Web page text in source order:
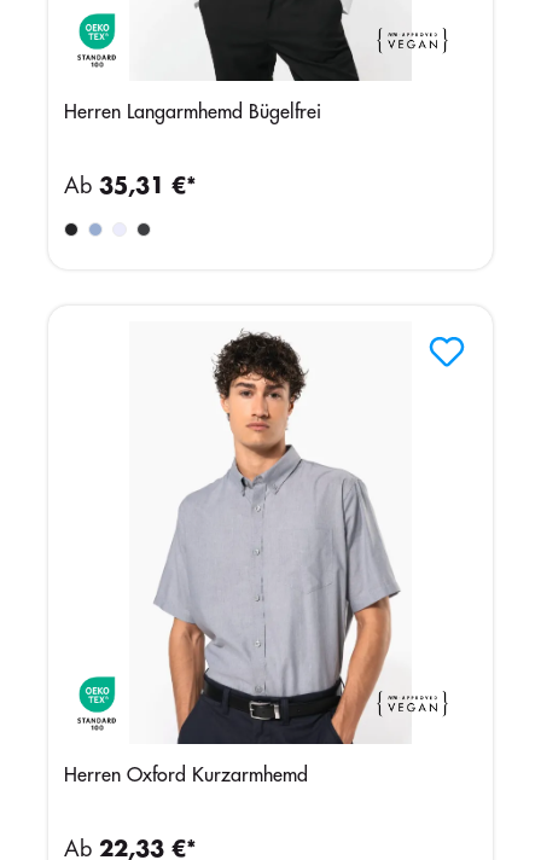
Herren Langarmhemd Bügelfrei
Ab 35,31 €*
Herren Oxford Kurzarmhemd
Ab 22,33 €*